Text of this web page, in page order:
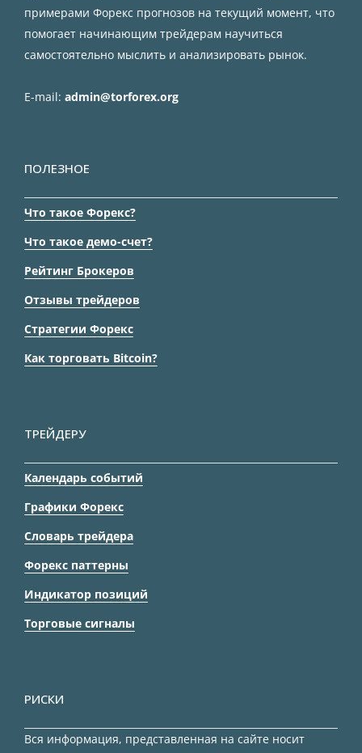
примерами Форекс прогнозов на текущий момент, что
помогает начинающим трейдерам научиться
самостоятельно мыслить и анализировать рынок.
E-mail: admin@torforex.org
ПОЛЕЗНОЕ
Что такое Форекс?
Что такое демо-счет?
Рейтинг Брокеров
Отзывы трейдеров
Стратегии Форекс
Как торговать Bitcoin?
ТРЕЙДЕРУ
Календарь событий
Графики Форекс
Словарь трейдера
Форекс паттерны
Индикатор позиций
Торговые сигналы
РИСКИ
Вся информация, представленная на сайте носит